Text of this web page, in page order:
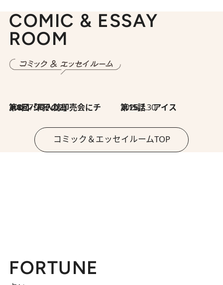
COMIC & ESSAY
ROOM
2026.7.30
第8回「同人誌即売会にチャレンジ その2」 2026.7.30
第15話 アイス
コミック＆エッセイルームTOP
FORTUNE